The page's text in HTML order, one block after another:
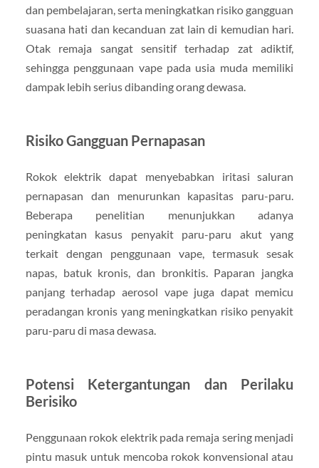
dan pembelajaran, serta meningkatkan risiko gangguan
suasana hati dan kecanduan zat lain di kemudian hari.
Otak remaja sangat sensitif terhadap zat adiktif,
sehingga penggunaan vape pada usia muda memiliki
dampak lebih serius dibanding orang dewasa.
Risiko Gangguan Pernapasan
Rokok elektrik dapat menyebabkan iritasi saluran
pernapasan dan menurunkan kapasitas paru-paru.
Beberapa penelitian menunjukkan adanya
peningkatan kasus penyakit paru-paru akut yang
terkait dengan penggunaan vape, termasuk sesak
napas, batuk kronis, dan bronkitis. Paparan jangka
panjang terhadap aerosol vape juga dapat memicu
peradangan kronis yang meningkatkan risiko penyakit
paru-paru di masa dewasa.
Potensi Ketergantungan dan Perilaku
Berisiko
Penggunaan rokok elektrik pada remaja sering menjadi
pintu masuk untuk mencoba rokok konvensional atau